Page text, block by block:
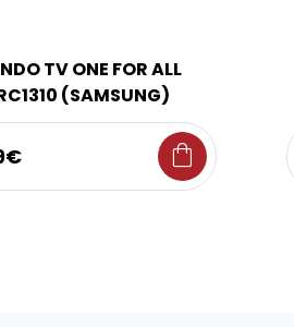
TV ONE FOR ALL
(SAMSUNG)
shopping_bag